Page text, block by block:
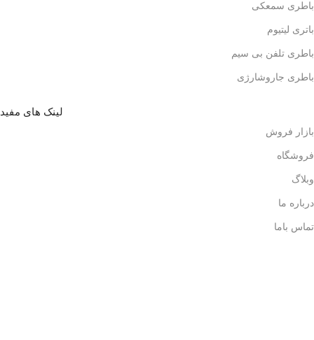
باطری سمعکی
باتری لیتیوم
باطری تلفن بی سیم
باطری جاروشارژی
لینک های مفید
بازار فروش
فروشگاه
وبلاگ
درباره ما
تماس باما